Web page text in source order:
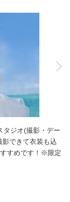
タジオ(撮影・デー
できて衣装も込
すめです！※限定